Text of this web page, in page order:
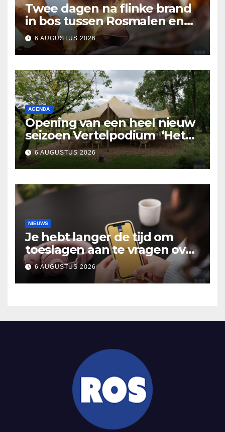
Twee dagen na flinke brand
in bos tussen Rosmalen en
Nuland
6 AUGUSTUS 2026
AGENDA
Opening van een heel nieuw
seizoen Vertelpodium ‘Het
Lopende Vuur’. Landelijke
verhalen in Bomentuin D’n
Hooidonk
6 AUGUSTUS 2026
NIEUWS
Je hebt langer de tijd om
toeslagen aan te vragen over
2025
6 AUGUSTUS 2026